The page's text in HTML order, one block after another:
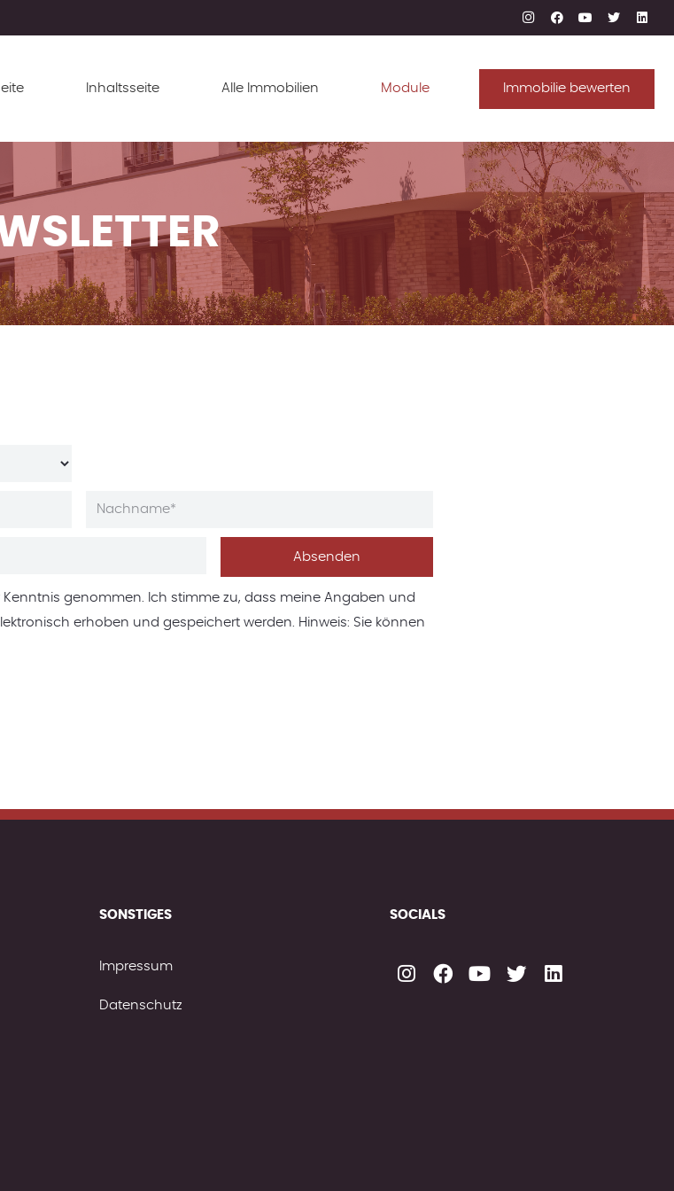
Inhaltsseite Alle Immobilien Module Immobilie bewerten
Kenntnis genommen. Ich stimme zu, dass meine Angaben und
erhoben und gespeichert werden. Hinweis: Sie können
SONSTIGES
Impressum
Datenschutz
SOCIALS